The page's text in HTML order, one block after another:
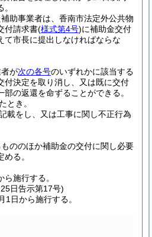
助事業者は、香南市法定外公共物
付請求書(様式第4号)に補助金交付
て市長に提出しなければならな
が次の各号のいずれかに該当する
付決定を取り消し、又は既に交付
部の返還を命ずることができる。
とき。
載をし、又は工事に関し不正行為
ののほか補助金の交付に関し必要
る。
施行する。
日告示第17号)
1日から施行する。